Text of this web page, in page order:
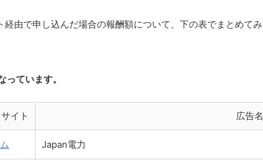
由で申し込んだ場合の報酬額について、下の表でまとめてみ
ています。
イト 広告名
Japan電力